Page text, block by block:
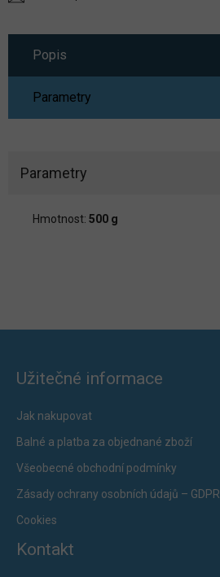
Popis
Parametry
Parametry
Hmotnost: 500 g
Užitečné informace
Jak nakupovat
Balné a platba za objednané zboží
Všeobecné obchodní podmínky
Zásady ochrany osobních údajů – GDPR
Cookies
Kontakt